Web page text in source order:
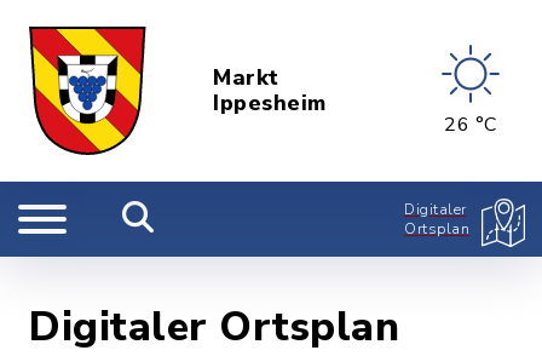
Markt
Ippesheim
26 °C
Digitaler
Ortsplan
Digitaler Ortsplan